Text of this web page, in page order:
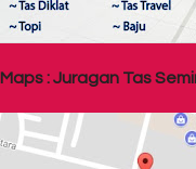
Maps : Juragan Tas